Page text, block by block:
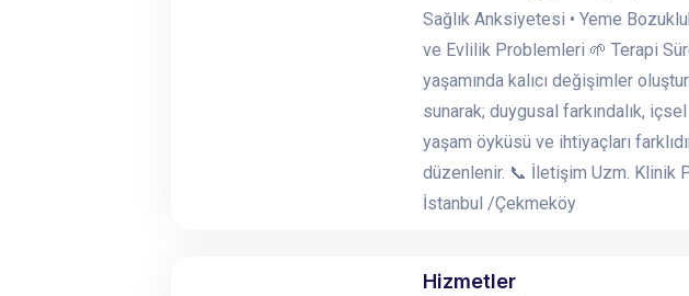
Sağlık Anksiyetesi • Yeme
ve Evlilik Problemleri 🌱 Terapi
yaşamında kalıcı değişimler
sunarak; duygusal farkındalık,
yaşam öyküsü ve ihtiyaçları
düzenlenir. 📞 İletişim Uzm. Klinik
İstanbul /Çekmeköy
Hizmetler